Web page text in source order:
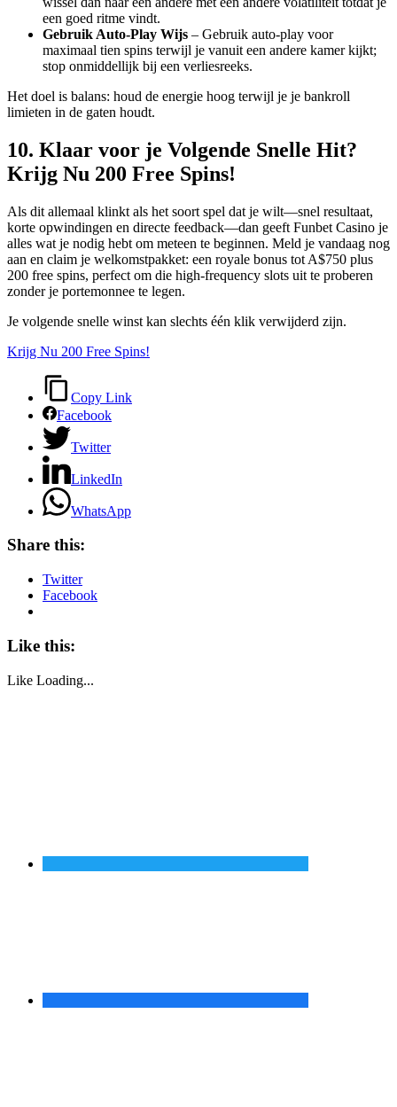
een goed ritme vindt.
Gebruik Auto‑Play Wijs – Gebruik auto‑play voor
maximaal tien spins terwijl je vanuit een andere kamer kijkt;
stop onmiddellijk bij een verliesreeks.
Het doel is balans: houd de energie hoog terwijl je je bankroll
limieten in de gaten houdt.
10. Klaar voor je Volgende Snelle Hit?
Krijg Nu 200 Free Spins!
Als dit allemaal klinkt als het soort spel dat je wilt—snel resultaat,
korte opwindingen en directe feedback—dan geeft Funbet Casino je
alles wat je nodig hebt om meteen te beginnen. Meld je vandaag nog
aan en claim je welkomstpakket: een royale bonus tot A$750 plus
200 free spins, perfect om die high‑frequency slots uit te proberen
zonder je portemonnee te legen.
Je volgende snelle winst kan slechts één klik verwijderd zijn.
Krijg Nu 200 Free Spins!
Copy Link
Facebook
Twitter
LinkedIn
WhatsApp
Share this:
Twitter
Facebook
Like this:
Like Loading...